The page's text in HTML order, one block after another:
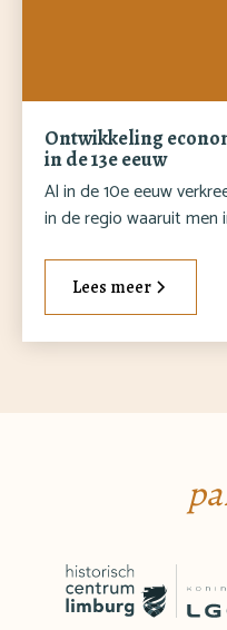
Ontwikkeling
in de 13e eeuw
Al in de 10e eeuw
in de regio waaruit men
Lees meer